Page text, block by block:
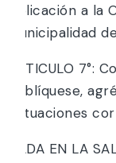
Aplicación a la
Municipalidad
ARTICULO 7°:
publíquese,
actuaciones
DADA EN LA